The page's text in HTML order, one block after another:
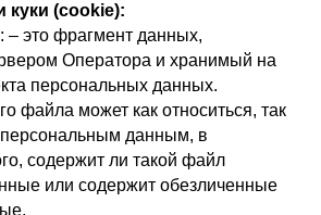
куки (cookie):
– это фрагмент данных,
Оператора и хранимый на
персональных данных.
файла может как относиться, так
персональным данным, в
содержит ли такой файл
или содержит обезличенные